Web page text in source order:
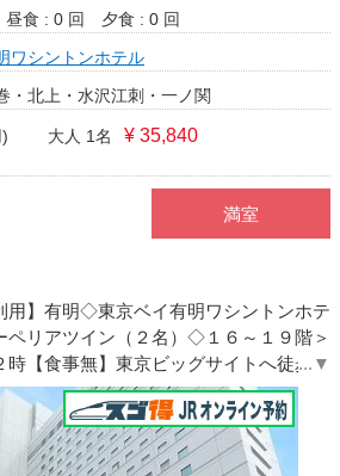
昼食 : 0 回
夕食 : 0 回
ワシントンホテル
・北上・水沢江刺・一ノ関
大人 1名 ¥ 35,840
満室
用】有明◇東京ベイ有明ワシントンホテ
リアツイン（２名）◇１６～１９階＞
【食事無】東京ビッグサイトへ徒歩約
っぷ駅受取